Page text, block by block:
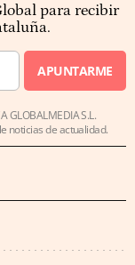
para recibir
APUNTARME
GLOBALMEDIA S.L.
noticias de actualidad.